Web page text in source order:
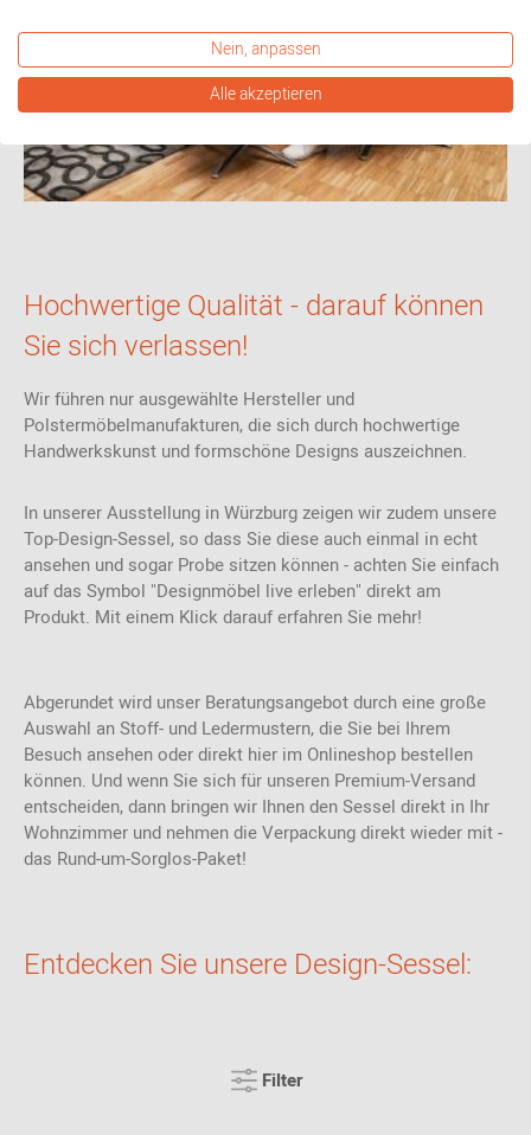
Hochwertige Qualität - darauf können
Sie sich verlassen!
Wir führen nur ausgewählte Hersteller und
Polstermöbelmanufakturen, die sich durch hochwertige
Handwerkskunst und formschöne Designs auszeichnen.
In unserer Ausstellung in Würzburg zeigen wir zudem unsere
Top-Design-Sessel, so dass Sie diese auch einmal in echt
ansehen und sogar Probe sitzen können - achten Sie einfach
auf das Symbol "Designmöbel live erleben" direkt am
Produkt. Mit einem Klick darauf erfahren Sie mehr!
Abgerundet wird unser Beratungsangebot durch eine große
Auswahl an Stoff- und Ledermustern, die Sie bei Ihrem
Besuch ansehen oder direkt hier im Onlineshop bestellen
können. Und wenn Sie sich für unseren Premium-Versand
entscheiden, dann bringen wir Ihnen den Sessel direkt in Ihr
Wohnzimmer und nehmen die Verpackung direkt wieder mit -
das Rund-um-Sorglos-Paket!
Entdecken Sie unsere Design-Sessel:
Filter
Nein, anpassen
Alle akzeptieren